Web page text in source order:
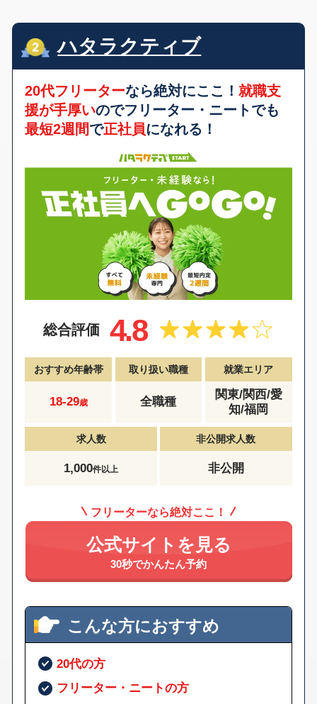
ハタラクティブ
20代フリーターなら絶対にここ！就職支
援が手厚いのでフリーター・ニートでも
最短2週間で正社員になれる！
総合評価 4.8
おすすめ年齢帯
18-29歳
取り扱い職種
全職種
就業エリア
関東/関西/愛
知/福岡
求人数
1,000件以上
非公開求人数
非公開
フリーターなら絶対ここ！
公式サイトを見る
30秒でかんたん予約
こんな方におすすめ
20代の方
フリーター・ニートの方